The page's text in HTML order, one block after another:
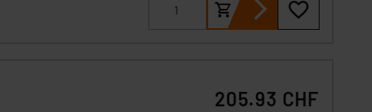
205.93 CHF